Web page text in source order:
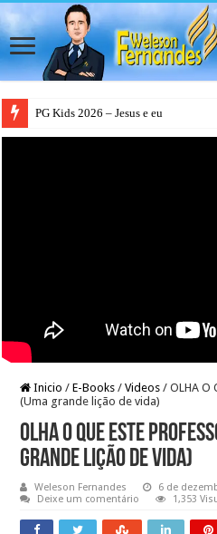
PG Kids 2026 – Jesus e eu
Inicio / E-Books / Videos / OLHA O
(Uma grande lição de vida)
OLHA O QUE ESTE
grande lição de vida)
Weleson Fernandes 6 de
Deixe um comentário
1,353